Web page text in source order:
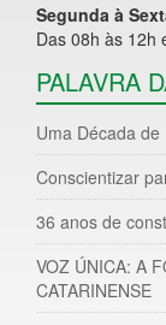
Segunda à
Das 08h às 12h
PALAVRA
Uma Década
Conscientizar
36 anos de
VOZ ÚNICA: A
CATARINENSE